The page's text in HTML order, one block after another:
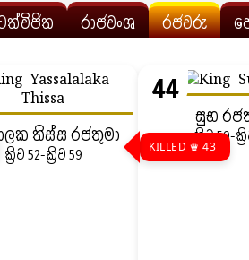
රාජවංශ රජවරු
තිස්ස රජතුමා
ක්‍රිව 52-ක්‍රිව 59
44
KILLED ♛ 43
සුභ
ක්‍රිව 59-